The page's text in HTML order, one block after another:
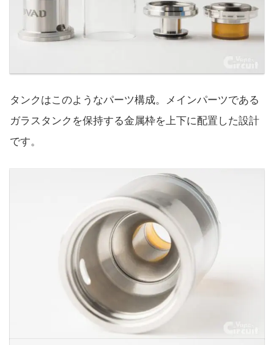
タンクはこのようなパーツ構成。メインパーツである
ガラスタンクを保持する金属枠を上下に配置した設計
です。